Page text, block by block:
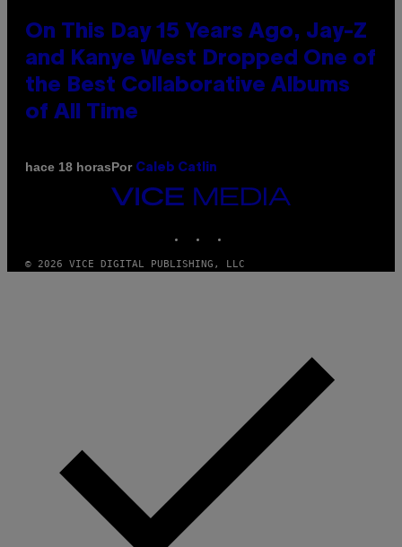
On This Day 15 Years Ago, Jay-Z
and Kanye West Dropped One of
the Best Collaborative Albums
of All Time
hace 18 horasPor Caleb Catlin
VICE
MEDIA
© 2026 VICE DIGITAL PUBLISHING, LLC